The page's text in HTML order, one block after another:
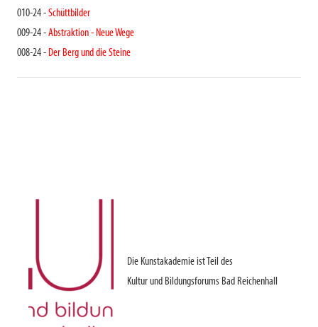
010-24 -Schüttbilder
009-24 -Abstraktion - Neue Wege
008-24 - Der Berg und die Steine
Die Kunstakademie ist Teil des
Kultur und Bildungsforums Bad Reichenhall